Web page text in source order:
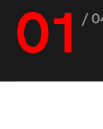
01 /